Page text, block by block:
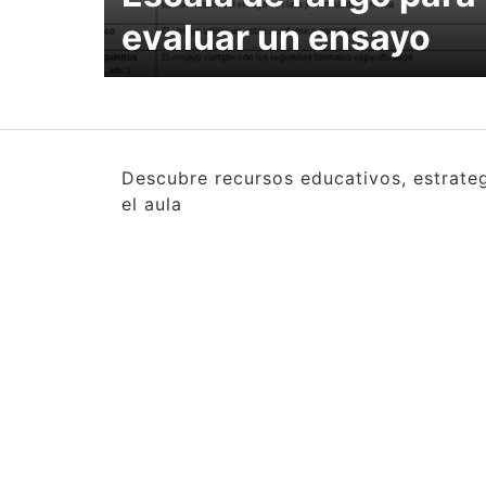
evaluar un ensayo
Descubre recursos educativos,
el aula